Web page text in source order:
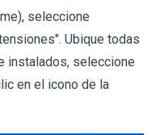
seleccione
Ubique todas
instalados, seleccione
en el icono de la